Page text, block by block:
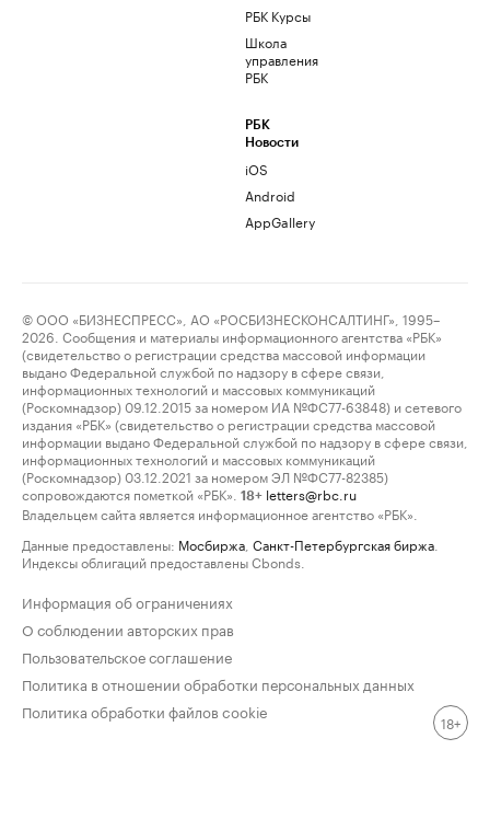
РБК Курсы
Школа
управления
РБК
РБК
Новости
iOS
Android
AppGallery
© ООО «БИЗНЕСПРЕСС», АО «РОСБИЗНЕСКОНСАЛТИНГ», 1995–
2026. Сообщения и материалы информационного агентства «РБК»
(свидетельство о регистрации средства массовой информации
выдано Федеральной службой по надзору в сфере связи,
информационных технологий и массовых коммуникаций
(Роскомнадзор) 09.12.2015 за номером ИА №ФС77-63848) и сетевого
издания «РБК» (свидетельство о регистрации средства массовой
информации выдано Федеральной службой по надзору в сфере связи,
информационных технологий и массовых коммуникаций
(Роскомнадзор) 03.12.2021 за номером ЭЛ №ФС77-82385)
сопровождаются пометкой «РБК».
18+ letters@rbc.ru
Владельцем сайта является информационное агентство «РБК».
Данные предоставлены: Мосбиржа Санкт-Петербургская биржа
Индексы облигаций предоставлены Cbonds.
Информация об ограничениях
О соблюдении авторских прав
Пользовательское соглашение
Политика в отношении обработки персональных данных
Политика обработки файлов cookie
18+